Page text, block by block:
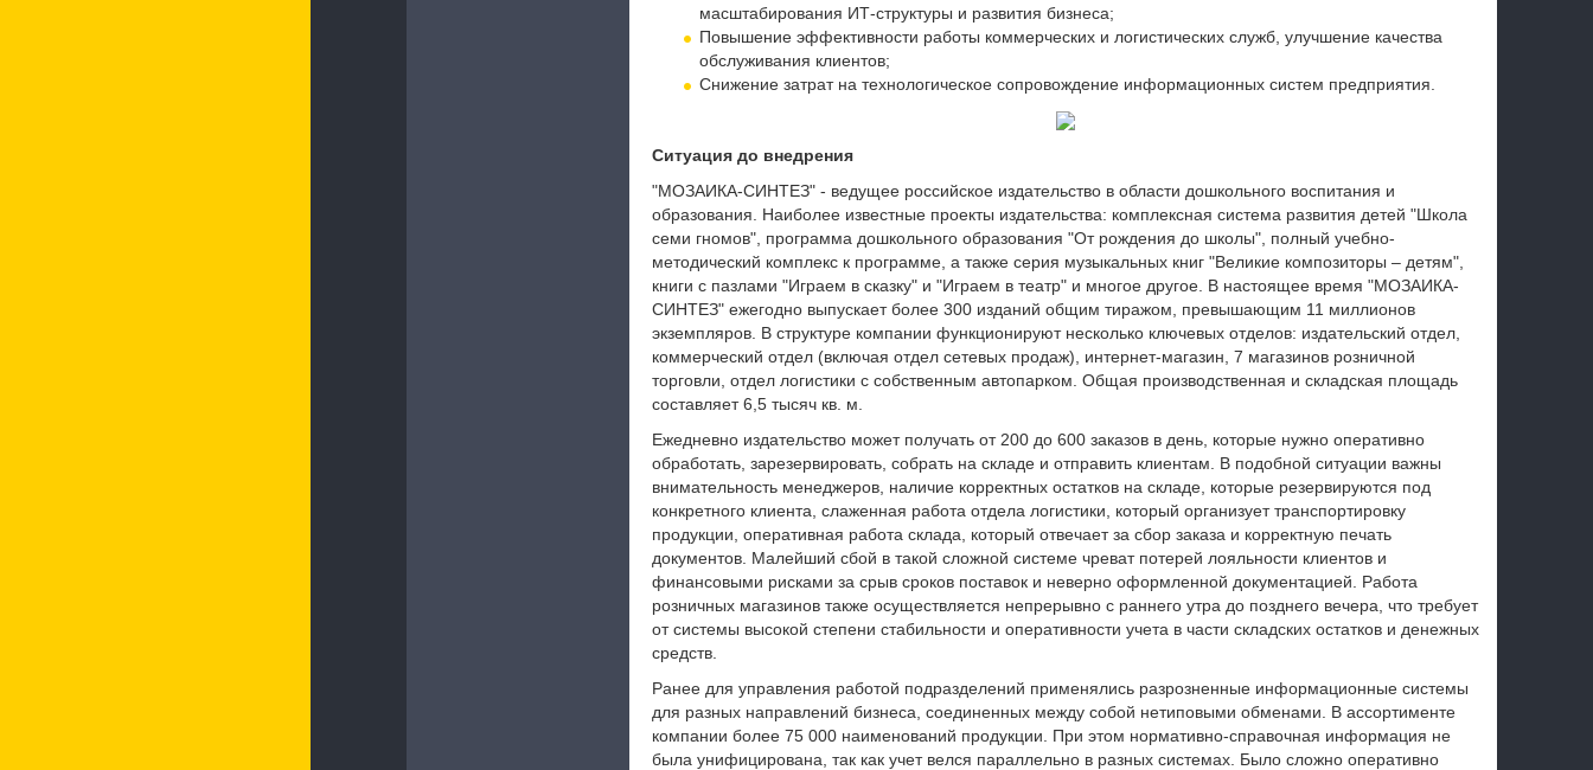
масштабирования ИТ-структуры и развития бизнеса;
Повышение эффективности работы коммерческих и логистических служб, улучшение качества
обслуживания клиентов;
Снижение затрат на технологическое сопровождение информационных систем предприятия.
Ситуация до внедрения
"МОЗАИКА-СИНТЕЗ" - ведущее российское издательство в области дошкольного воспитания и
образования. Наиболее известные проекты издательства: комплексная система развития детей "Школа
семи гномов", программа дошкольного образования "От рождения до школы", полный учебно-
методический комплекс к программе, а также серия музыкальных книг "Великие композиторы – детям",
книги с пазлами "Играем в сказку" и "Играем в театр" и многое другое. В настоящее время "МОЗАИКА-
СИНТЕЗ" ежегодно выпускает более 300 изданий общим тиражом, превышающим 11 миллионов
экземпляров. В структуре компании функционируют несколько ключевых отделов: издательский отдел,
коммерческий отдел (включая отдел сетевых продаж), интернет-магазин, 7 магазинов розничной
торговли, отдел логистики с собственным автопарком. Общая производственная и складская площадь
составляет 6,5 тысяч кв. м.
Ежедневно издательство может получать от 200 до 600 заказов в день, которые нужно оперативно
обработать, зарезервировать, собрать на складе и отправить клиентам. В подобной ситуации важны
внимательность менеджеров, наличие корректных остатков на складе, которые резервируются под
конкретного клиента, слаженная работа отдела логистики, который организует транспортировку
продукции, оперативная работа склада, который отвечает за сбор заказа и корректную печать
документов. Малейший сбой в такой сложной системе чреват потерей лояльности клиентов и
финансовыми рисками за срыв сроков поставок и неверно оформленной документацией. Работа
розничных магазинов также осуществляется непрерывно с раннего утра до позднего вечера, что требует
от системы высокой степени стабильности и оперативности учета в части складских остатков и денежных
средств.
Ранее для управления работой подразделений применялись разрозненные информационные системы
для разных направлений бизнеса, соединенных между собой нетиповыми обменами. В ассортименте
компании более 75 000 наименований продукции. При этом нормативно-справочная информация не
была унифицирована, так как учет велся параллельно в разных системах. Было сложно оперативно